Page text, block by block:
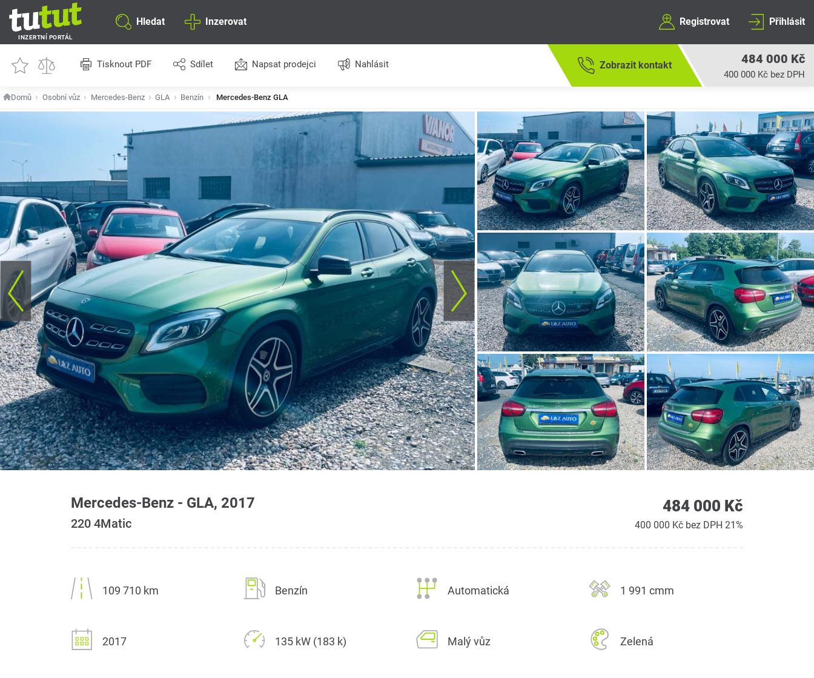
INZERTNÍ PORTÁL
Hledat Inzerovat Registrovat Přihlásit
Tisknout PDF Sdílet Napsat prodejci Nahlásit 484 000 Kč
400 000 Kč bez DPH
Zobrazit kontakt
Domů Osobní vůz Mercedes-Benz GLA Benzín Mercedes-Benz GLA
Mercedes-Benz - GLA, 2017
220 4Matic
484 000 Kč
400 000 Kč bez DPH 21%
109 710 km Benzín Automatická 1 991 cmm
2017 135 kW (183 k) Malý vůz Zelená